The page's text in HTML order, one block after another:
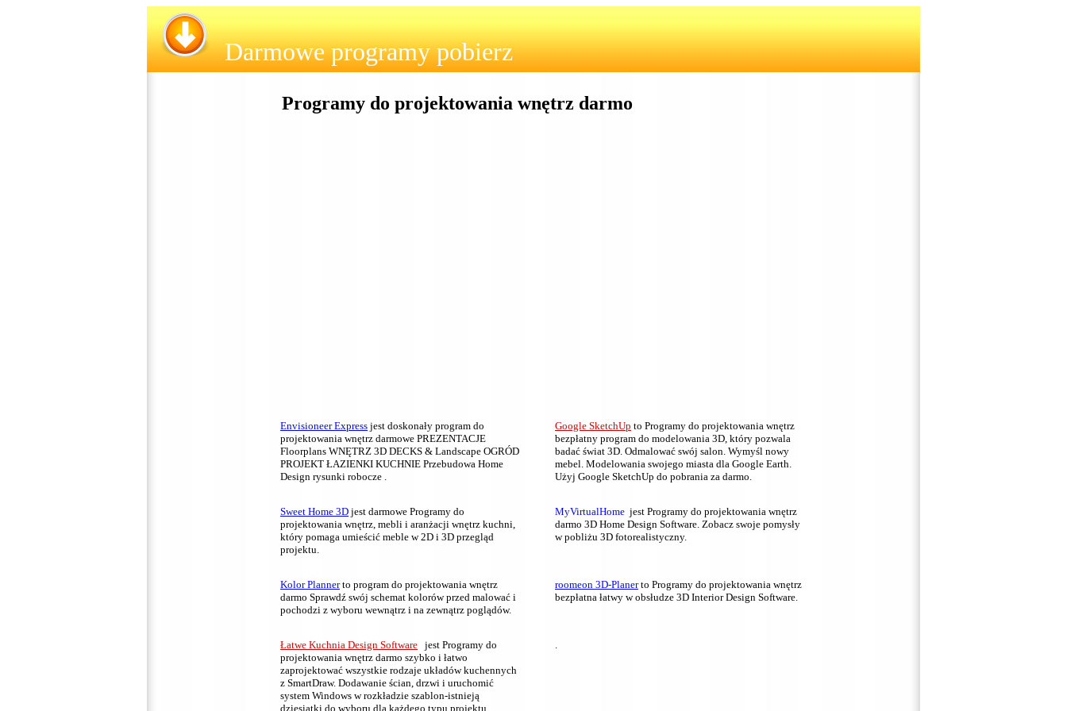
Darmowe programy pobierz
Programy do projektowania wnętrz darmo
Envisioneer Express jest doskonały program do
projektowania wnętrz darmowe PREZENTACJE
Floorplans WNĘTRZ 3D DECKS & Landscape OGRÓD
PROJEKT ŁAZIENKI KUCHNIE Przebudowa Home
Design rysunki robocze .
Google SketchUp to Programy do projektowania wnętrz
bezpłatny program do modelowania 3D, który pozwala
badać świat 3D. Odmalować swój salon. Wymyśl nowy
mebel. Modelowania swojego miasta dla Google Earth.
Użyj Google SketchUp do pobrania za darmo.
Sweet Home 3D jest darmowe Programy do
projektowania wnętrz, mebli i aranżacji wnętrz kuchni,
który pomaga umieścić meble w 2D i 3D przegląd
projektu.
MyVirtualHome jest Programy do projektowania wnętrz
darmo 3D Home Design Software. Zobacz swoje pomysły
w pobliżu 3D fotorealistyczny.
Kolor Plannerto program do projektowania wnętrz
darmo Sprawdź swój schemat kolorów przed malować i
pochodzi z wyboru wewnątrz i na zewnątrz poglądów.
roomeon 3D-Planerto Programy do projektowania wnętrz
bezpłatna łatwy w obsłudze 3D Interior Design Software.
Łatwe Kuchnia Design Software jest Programy do
projektowania wnętrz darmo szybko i łatwo
zaprojektować wszystkie rodzaje układów kuchennych
z SmartDraw. Dodawanie ścian, drzwi i uruchomić
system Windows w rozkładzie szablon-istnieją
dziesiątki do wyboru dla każdego typu projektu.
.